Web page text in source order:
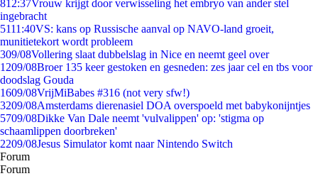
812:37Vrouw krijgt door verwisseling het embryo van ander stel
ingebracht
5111:40VS: kans op Russische aanval op NAVO-land groeit,
munitietekort wordt probleem
309/08Vollering slaat dubbelslag in Nice en neemt geel over
1209/08Broer 135 keer gestoken en gesneden: zes jaar cel en tbs voor
doodslag Gouda
1609/08VrijMiBabes #316 (not very sfw!)
3209/08Amsterdams dierenasiel DOA overspoeld met babykonijntjes
5709/08Dikke Van Dale neemt 'vulvalippen' op: 'stigma op
schaamlippen doorbreken'
2209/08Jesus Simulator komt naar Nintendo Switch
Forum
Forum